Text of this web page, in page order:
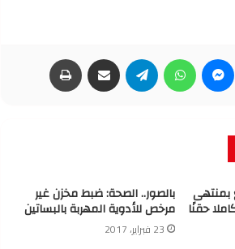
بينتيريست ماسنجر واتساب تيلقرام مشاركة عبر البريد
بمنتهى
حقنًا
بالصور.. الصحة: ضبط مخزن غير
مرخص للأدوية المهربة بالبساتين
23 فبراير، 2017